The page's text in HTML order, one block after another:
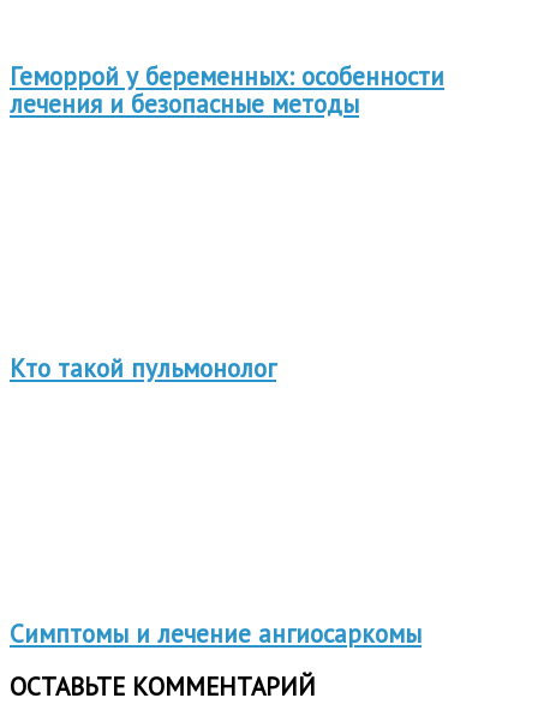
Геморрой у беременных: особенности
лечения и безопасные методы
Кто такой пульмонолог
Симптомы и лечение ангиосаркомы
ОСТАВЬТЕ КОММЕНТАРИЙ